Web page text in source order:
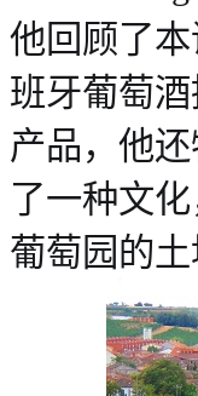
他回顾了
班牙葡萄
产品，他
了一种文
葡萄园的